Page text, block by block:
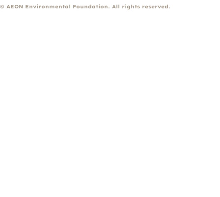
© AEON Environmental Foundation. All rights reserved.